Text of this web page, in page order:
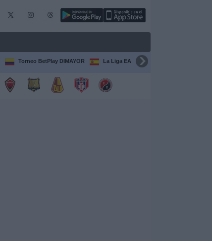
Torneo BetPlay DIMAYOR La Liga EA Sports